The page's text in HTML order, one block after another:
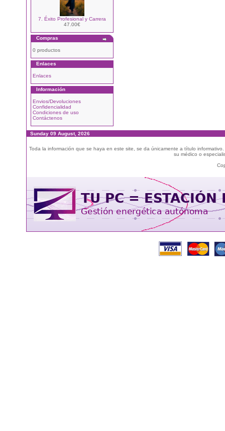
7. Éxito Profesional y Carrera
47.00€
Compras
0 productos
Enlaces
Enlaces
Información
Envios/Devoluciones
Confidencialidad
Condiciones de uso
Contáctenos
Sunday 09 August, 2026
Toda la información que se haya en este site, se da únicamente a título
su médico o